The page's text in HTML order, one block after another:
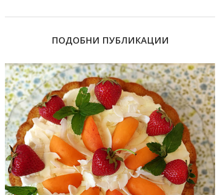
ПОДОБНИ ПУБЛИКАЦИИ